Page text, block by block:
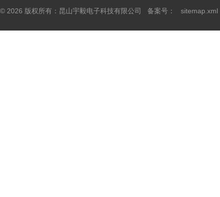
© 2026 版权所有：昆山宇毅电子科技有限公司 备案号： sitemap.xml